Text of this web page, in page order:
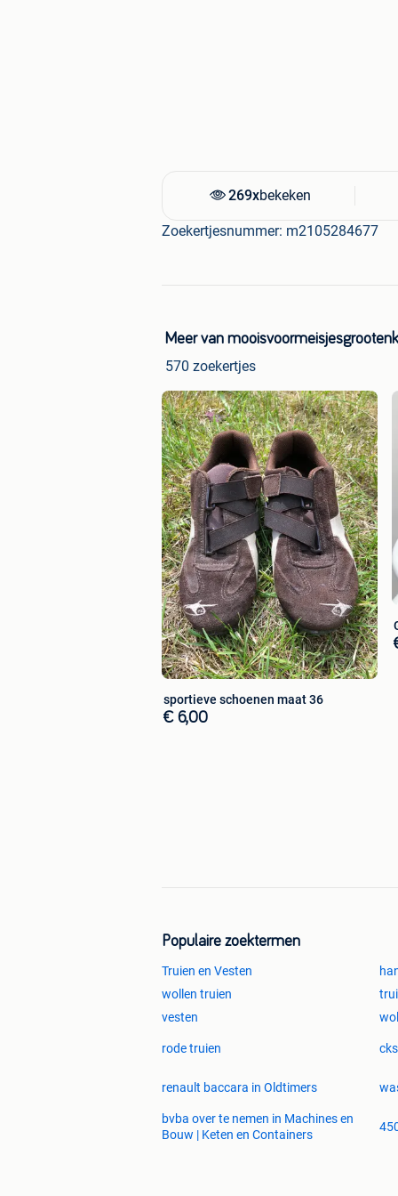
269xbekeken
Zoekertjesnummer: m2105284677
Meer van
570 zoekertjes
sportieve schoenen maat 36
€ 6,00
Populaire zoektermen
Truien en Vesten
wollen truien
vesten
rode truien cks
renault baccara in Oldtimers
bvba over te nemen in Machines en
Bouw | Keten en Containers